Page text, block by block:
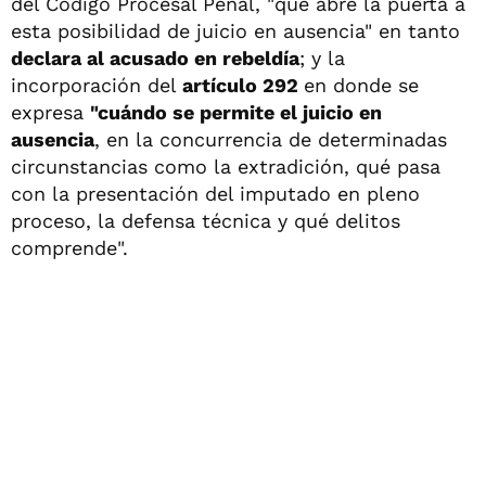
esta posibilidad de juicio en ausencia" en tanto
declara al acusado en rebeldía; y la
incorporación del artículo 292 en donde se
expresa "cuándo se permite el juicio en
ausencia, en la concurrencia de determinadas
circunstancias como la extradición, qué pasa
con la presentación del imputado en pleno
proceso, la defensa técnica y qué delitos
comprende".